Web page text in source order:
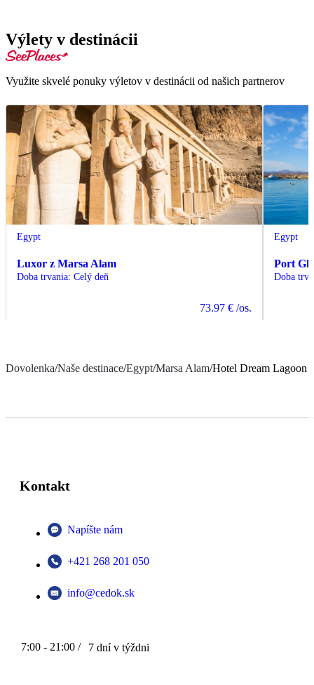
Výlety v destinácii
Využite skvelé ponuky výletov v destinácii od našich partnerov
Egypt
Luxor z Marsa Alam
Doba trvania: Celý deň
73.97 € /os.
Egypt
Port
Doba
Dovolenka/Naše destinace/Egypt/Marsa Alam/Hotel Dream Lagoon
Kontakt
Napíšte nám
+421 268 201 050
info@cedok.sk
7:00 - 21:00 / 7 dní v týždni